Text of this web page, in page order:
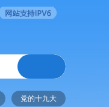
党的十九大